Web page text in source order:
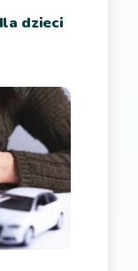
dzieci